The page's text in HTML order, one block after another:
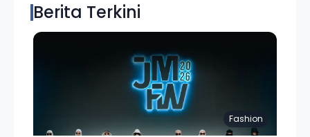
Berita Terkini
Fashion